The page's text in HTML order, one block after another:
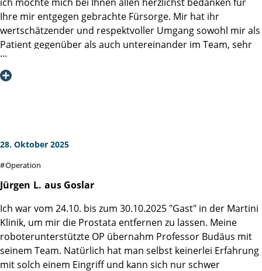
immer wieder Ultraschall durchgeführt. Dank der
hervorragenden Behandlung konnte ich am 12. April 2026
die Klinik ohne Inkontinenzprobleme verlassen, wofür ich
Prof. Dr. Salomon und seinem Team von Herzen dankbar
behandelt worden.
Ihre mir entgegen gebrachte Fürsorge. Mir hat ihr
wertschätzender und respektvoller Umgang sowohl mir als
Patient gegenüber als auch untereinander im Team, sehr
gut gefallen. Optimismus und Zuversicht tragen in dieser
Situation sehr dazu bei, dass man als Betroffener guter
Auch die direkten Gespräche mit den Ärzten waren immer
Die 6 OP-Vorbereitungskurse kann ich jedem nur ans Herz
(https://www.martini-klinik.de/therapie/op-
vorbereitungskurs).
Auch die Vorab-Übungen für das Beckenbodentraining,
haben mir nach meiner Entlassung sehr geholfen
28. Oktober 2025
Operation
Jürgen L. aus Goslar
Ich war vom 24.10. bis zum 30.10.2025 "Gast" in der Martini
Klinik, um mir die Prostata entfernen zu lassen. Meine
roboterunterstützte OP übernahm Professor Budäus mit
seinem Team. Natürlich hat man selbst keinerlei Erfahrung
mit solch einem Eingriff und kann sich nur schwer